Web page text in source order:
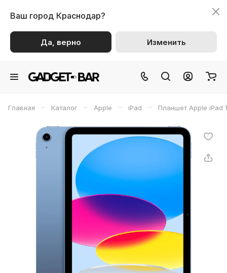
Ваш город Краснодар?
Да, верно Изменить
Главная – Каталог – Apple – iPad – Планшет Apple iPad